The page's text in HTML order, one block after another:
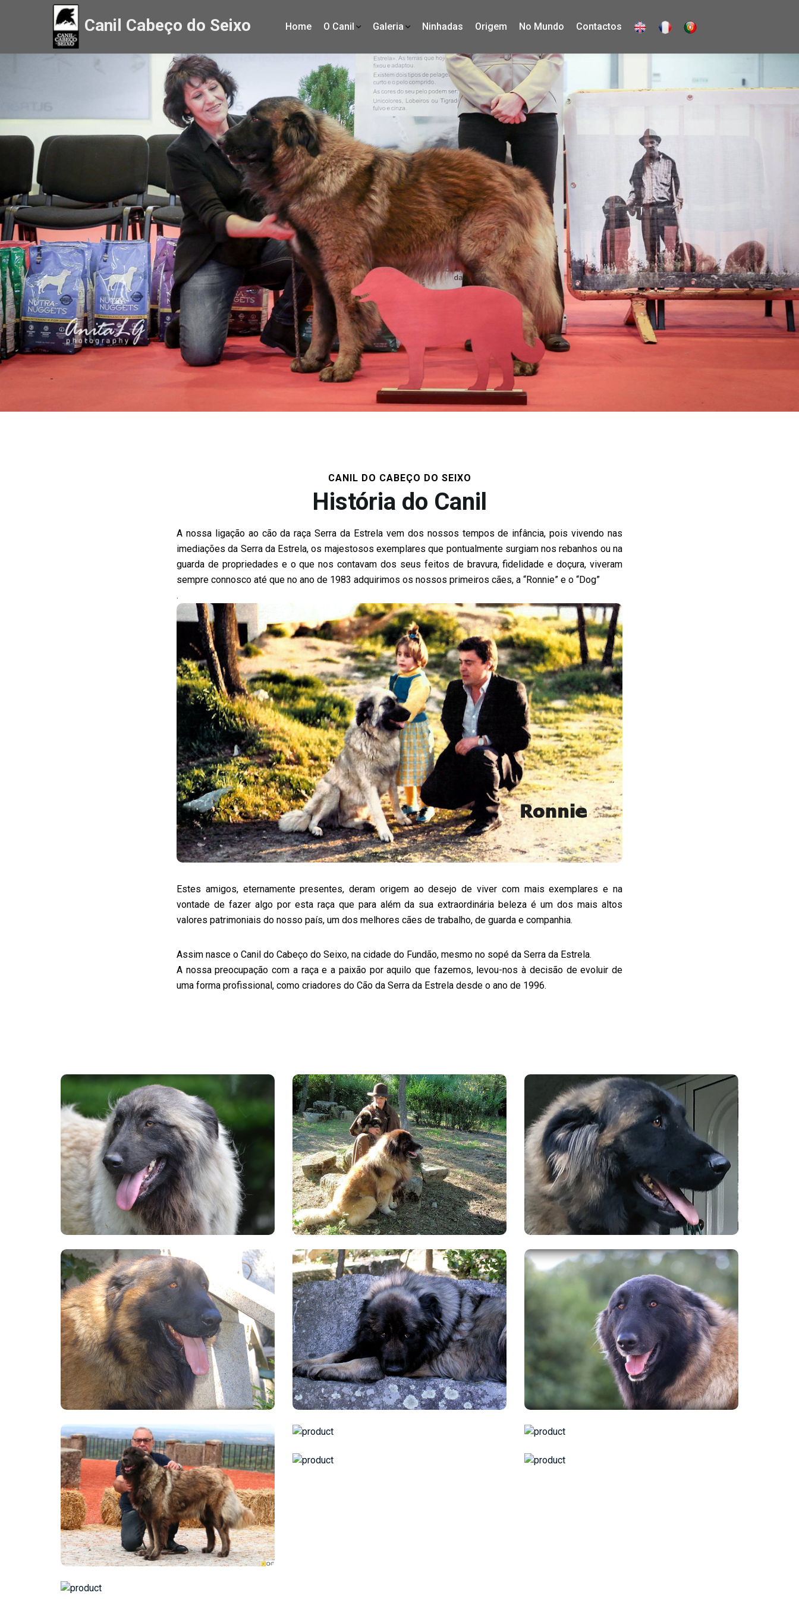
Canil Cabeço do Seixo Home(current)
O Canil Galeria Ninhadas Origem No Mundo Contactos
CANIL DO CABEÇO DO SEIXO
História do Canil
A nossa ligação ao cão da raça Serra da Estrela vem dos nossos tempos de infância, pois vivendo nas
imediações da Serra da Estrela, os majestosos exemplares que pontualmente surgiam nos rebanhos ou na
guarda de propriedades e o que nos contavam dos seus feitos de bravura, fidelidade e doçura, viveram
sempre connosco até que no ano de 1983 adquirimos os nossos primeiros cães, a “Ronnie” e o “Dog”
.
Estes amigos, eternamente presentes, deram origem ao desejo de viver com mais exemplares e na
vontade de fazer algo por esta raça que para além da sua extraordinária beleza é um dos mais altos
valores patrimoniais do nosso país, um dos melhores cães de trabalho, de guarda e companhia.
Assim nasce o Canil do Cabeço do Seixo, na cidade do Fundão, mesmo no sopé da Serra da Estrela.
A nossa preocupação com a raça e a paixão por aquilo que fazemos, levou-nos à decisão de evoluir de
uma forma profissional, como criadores do Cão da Serra da Estrela desde o ano de 1996.